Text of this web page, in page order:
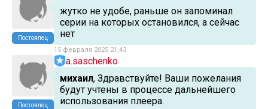
Постоялец
жутко не удобе, раньше он запоминал
серии на которых остановился, а сейчас
нет
15 февраля 2025 21:43
Постоялец
a.saschenko
михаил, Здравствуйте! Ваши пожелания
будут учтены в процессе дальнейшего
использования плеера.